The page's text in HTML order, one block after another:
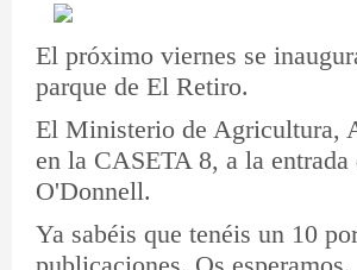
El próximo viernes se
parque de El Retiro.
El Ministerio de Agricultura,
en la CASETA 8, a la
O'Donnell.
Ya sabéis que tenéis un 10